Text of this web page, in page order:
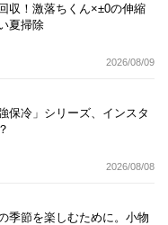
収！激落ちくん×±0の伸縮
夏掃除
2026/08/09
保冷」シリーズ、インスタ
2026/08/08
季節を楽しむために。小物